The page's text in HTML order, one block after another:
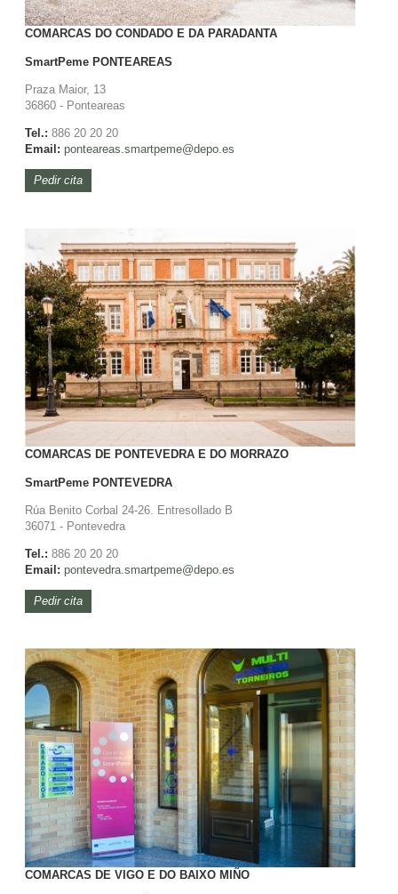
COMARCAS DO CONDADO E DA PARADANTA
SmartPemePONTEAREAS
Praza Maior, 13
36860 - Ponteareas
Tel.: 886 20 20 20
Email: ponteareas.smartpeme@depo.es
Pedir cita
COMARCAS DE PONTEVEDRA E DO MORRAZO
SmartPemePONTEVEDRA
Rúa Benito Corbal 24-26. Entresollado B
36071 - Pontevedra
Tel.: 886 20 20 20
Email: pontevedra.smartpeme@depo.es
Pedir cita
COMARCAS DE VIGO E DO BAIXO MIÑO